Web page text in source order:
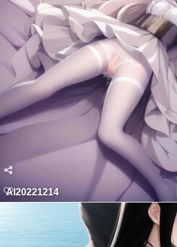
AI20221214